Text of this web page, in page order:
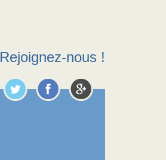
Rejoignez-nous !